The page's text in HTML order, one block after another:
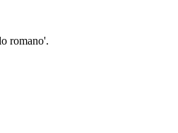
romano'.